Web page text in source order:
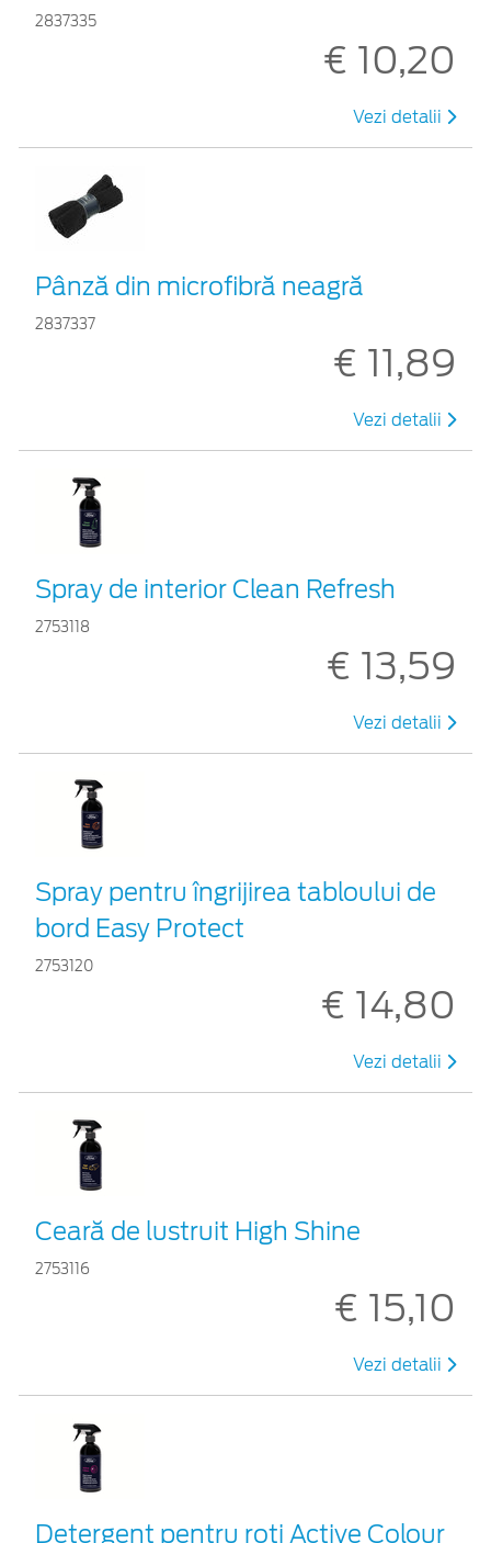
2837335
€ 10,20
Vezi detalii
Pânză din microfibră neagră
2837337
€ 11,89
Vezi detalii
Spray de interior Clean Refresh
2753118
€ 13,59
Vezi detalii
Spray pentru îngrijirea tabloului de
bord Easy Protect
2753120
€ 14,80
Vezi detalii
Ceară de lustruit High Shine
2753116
€ 15,10
Vezi detalii
Detergent pentru roți Active Colour